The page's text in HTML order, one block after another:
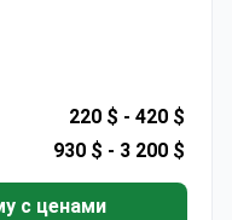
Моше Инбар,
консультацию
как ПЭТ/КТ
около 2200
220 $ - 420 $
930 $ - 3 200 $
с ценами